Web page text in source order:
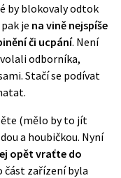
by blokovaly odtok
je na vině nejspíše
či ucpání. Není
odborníka,
Stačí se podívat
(mělo by to jít
a houbičkou. Nyní
opět vraťte do
část zařízení byla